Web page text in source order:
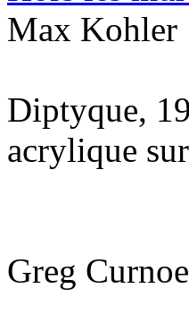
Max Kohler
Diptyque,
acrylique
Greg Curnoe